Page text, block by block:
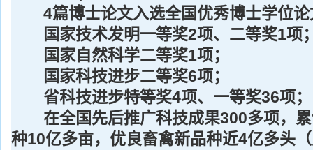
4篇博士论文入选全国优秀博士学位论
国家技术发明一等奖2项、二等奖1项
国家自然科学二等奖1项；
国家科技进步二等奖6项；
省科技进步特等奖4项、一等奖36项；
在全国先后推广科技成果300多项，累
种10亿多亩，优良畜禽新品种近4亿多头